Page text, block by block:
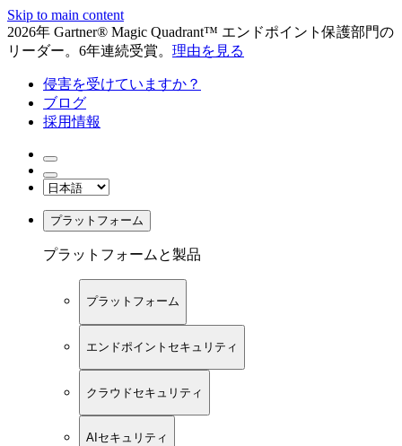
Skip to main content
2026年 Gartner® Magic Quadrant™ エンドポイント保護部門の
リーダー。6年連続受賞。 理由を見る
侵害を受けていますか？
ブログ
採用情報
プラットフォーム
プラットフォームと製品
プラットフォーム
エンドポイントセキュリティ
クラウドセキュリティ
AIセキュリティ